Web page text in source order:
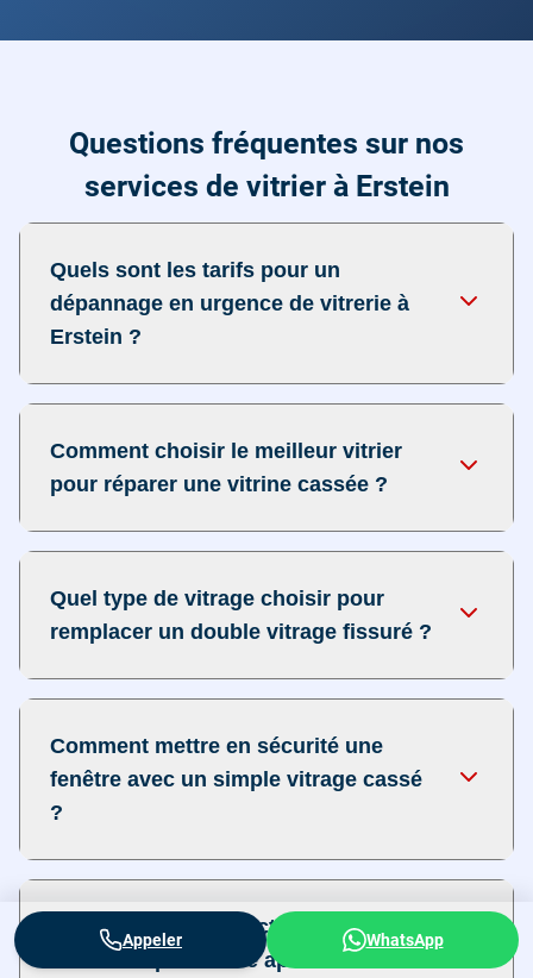
Questions fréquentes sur nos
services de vitrier à Erstein
Quels sont les tarifs pour un
dépannage en urgence de vitrerie à
Erstein ?
Comment choisir le meilleur vitrier
pour réparer une vitrine cassée ?
Quel type de vitrage choisir pour
remplacer un double vitrage fissuré ?
Comment mettre en sécurité une
fenêtre avec un simple vitrage cassé
?
Est-il possible d'effectuer une
fermeture provisoire après un bris de
Appeler WhatsApp